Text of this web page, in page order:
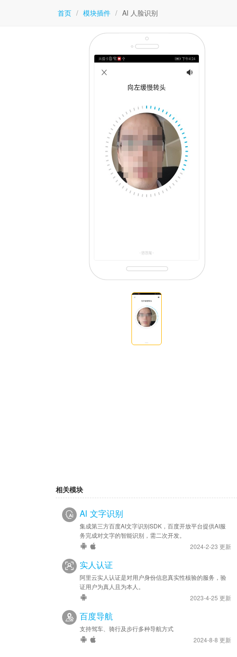
首页 / 模块插件 / AI 人脸识别
相关模块
AI 文字识别
集成第三方百度AI文字识别SDK，百度开放平台提供AI服
务完成对文字的智能识别，需二次开发。
2024-2-23 更新
实人认证
阿里云实人认证是对用户身份信息真实性核验的服务，验
证用户为真人且为本人。
2023-4-25 更新
百度导航
支持驾车、骑行及步行多种导航方式
2024-8-8 更新